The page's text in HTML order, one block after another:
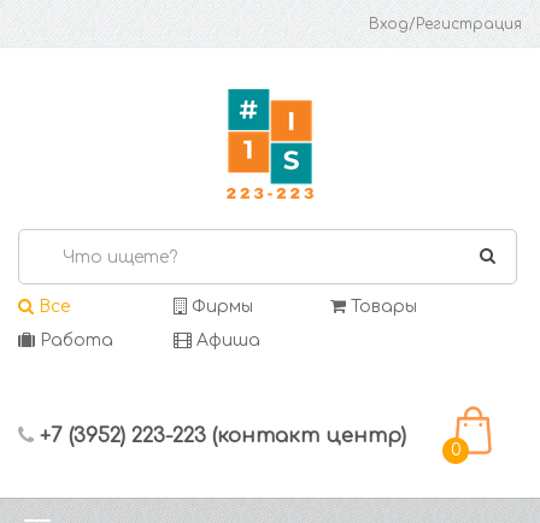
Вход/Регистрация
Все Фирмы
Товары
Работа
Афиша
+7 (3952) 223-223 (контакт центр)
0